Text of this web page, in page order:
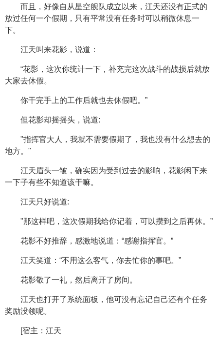
而且，好像自从星空舰队成立以来，江天还没有正式的
放过任何一个假期，只有平常没有任务时可以稍微休息一
下。
江天叫来花影，说道：
“花影，这次你统计一下，补充完这次战斗的战损后就放
大家去休假。
你干完手上的工作后就也去休假吧。”
但花影却摇摇头，说道:
"指挥官大人，我就不需要假期了，我也没有什么想去的
地方。"
江天眉头一皱，确实因为受到过去的影响，花影闲下来
一下子有些不知道该干嘛。
江天只好说道:
"那这样吧，这次假期我给你记着，可以攒到之后再休。”
花影不好推辞，感激地说道：“感谢指挥官。”
江天笑道：“不用这么客气，你去忙你的事吧。”
花影敬了一礼，然后离开了房间。
江天也打开了系统面板，他可没有忘记自己还有个任务
奖励没领呢。
[宿主：江天